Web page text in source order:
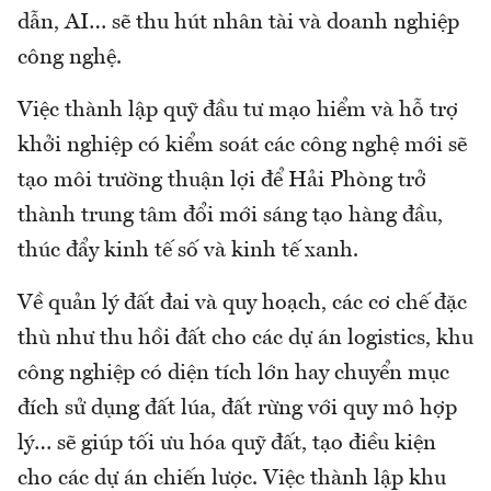
dẫn, AI… sẽ thu hút nhân tài và doanh nghiệp
công nghệ.
Việc thành lập quỹ đầu tư mạo hiểm và hỗ trợ
khởi nghiệp có kiểm soát các công nghệ mới sẽ
tạo môi trường thuận lợi để Hải Phòng trở
thành trung tâm đổi mới sáng tạo hàng đầu,
thúc đẩy kinh tế số và kinh tế xanh.
Về quản lý đất đai và quy hoạch, các cơ chế đặc
thù như thu hồi đất cho các dự án logistics, khu
công nghiệp có diện tích lớn hay chuyển mục
đích sử dụng đất lúa, đất rừng với quy mô hợp
lý… sẽ giúp tối ưu hóa quỹ đất, tạo điều kiện
cho các dự án chiến lược. Việc thành lập khu